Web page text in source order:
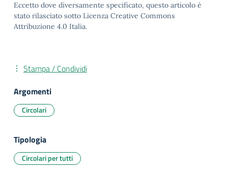
Eccetto dove diversamente specificato, questo articolo è
stato rilasciato sotto Licenza Creative Commons
Attribuzione 4.0 Italia.
Stampa / Condividi
Argomenti
Circolari
Tipologia
Circolari per tutti